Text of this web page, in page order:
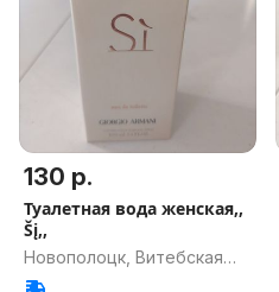
130 р.
Туалетная вода женская,,
Šį,,
Новополоцк, Витебская
обл.